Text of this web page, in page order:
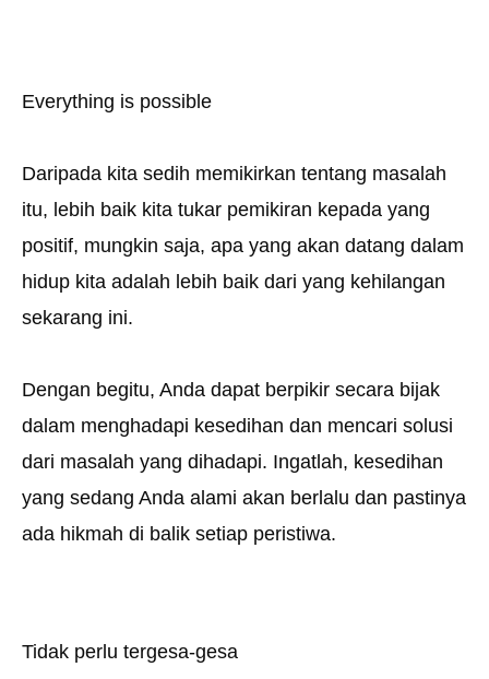
Everything is possible
Daripada kita sedih memikirkan tentang masalah
itu, lebih baik kita tukar pemikiran kepada yang
positif, mungkin saja, apa yang akan datang dalam
hidup kita adalah lebih baik dari yang kehilangan
sekarang ini.
Dengan begitu, Anda dapat berpikir secara bijak
dalam menghadapi kesedihan dan mencari solusi
dari masalah yang dihadapi. Ingatlah, kesedihan
yang sedang Anda alami akan berlalu dan pastinya
ada hikmah di balik setiap peristiwa.
Tidak perlu tergesa-gesa